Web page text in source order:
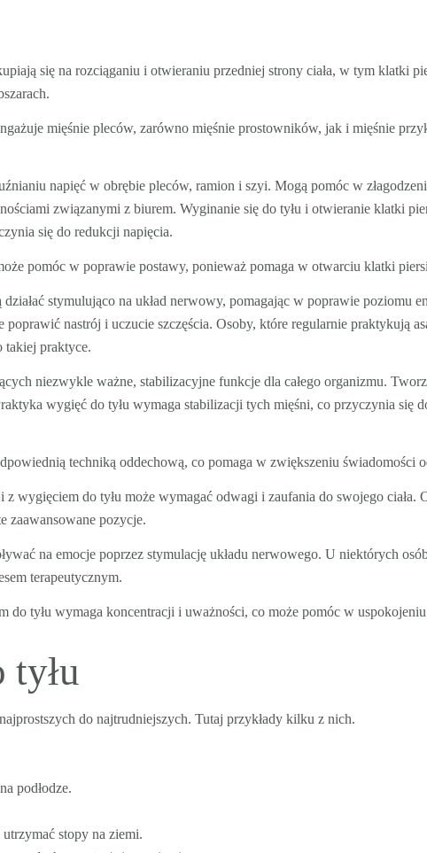
się na rozciąganiu i otwieraniu przedniej strony ciała, w tym klatki
mięśnie pleców, zarówno mięśnie prostowników, jak i mięśnie
napięć w obrębie pleców, ramion i szyi. Mogą pomóc w
związanymi z biurem. Wyginanie się do tyłu i otwieranie klatki
się do redukcji napięcia.
pomóc w poprawie postawy, ponieważ pomaga w otwarciu klatki
działać stymulująco na układ nerwowy, pomagając w poprawie poziomu
nastrój i uczucie szczęścia. Osoby, które regularnie praktykują
takiej praktyce.
niezwykle ważne, stabilizacyjne funkcje dla całego organizmu.
wygięć do tyłu wymaga stabilizacji tych mięśni, co przyczynia się
techniką oddechową, co pomaga w zwiększeniu świadomości
wygięciem do tyłu może wymagać odwagi i zaufania do swojego ciała.
zaawansowane pozycje.
na emocje poprzez stymulację układu nerwowego. U niektórych
terapeutycznym.
do tyłu wymaga koncentracji i uważności, co może pomóc w
tyłu
do najtrudniejszych. Tutaj przykłady kilku z nich.
podłodze.
stopy na ziemi.